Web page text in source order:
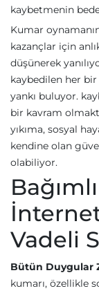
kaybetmenin
Kumar
kazançlar için
düşünerek
kaybedilen her
yankı buluyor.
bir kavram
yıkıma, sosyal
kendine olan
olabiliyor.
Vadeli
Bütün Duygular
kumarı, özellikle